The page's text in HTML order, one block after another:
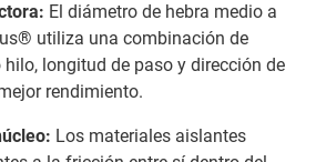
El diámetro de hebra medio a
utiliza una combinación de
longitud de paso y dirección de
rendimiento.
Los materiales aislantes